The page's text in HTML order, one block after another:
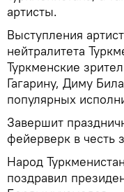
артисты.
Выступления
нейтралитета
Туркменские
Гагарину, Диму
популярных
Завершит
фейерверк в честь
Народ
поздравил